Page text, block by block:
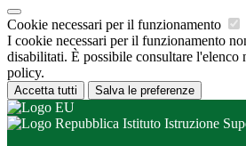
Cookie necessari per il funzionamento
I cookie necessari per il funzionamento
disabilitati. È possibile consultare l'elenco
policy.
Accetta tutti Salva le preferenze
Istituto Istruzione